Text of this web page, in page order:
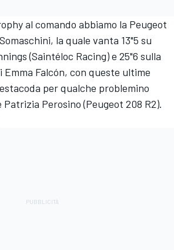
al comando abbiamo la Peugeot
la quale vanta 13"5 su
(Saintéloc Racing) e 25"6 sulla
Emma Falcón, con queste ultime
per qualche problemino
Perosino (Peugeot 208 R2).